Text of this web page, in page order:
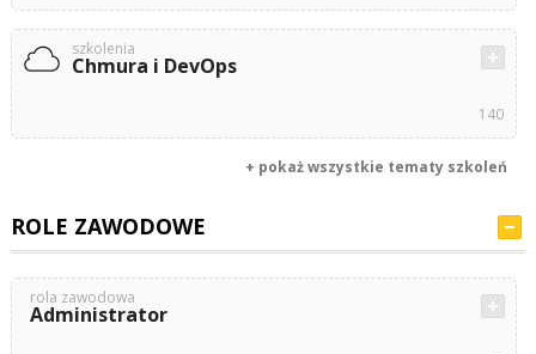
szkolenia
Chmura i DevOps
140
+ pokaż wszystkie tematy szkoleń
ROLE ZAWODOWE
rola zawodowa
Administrator